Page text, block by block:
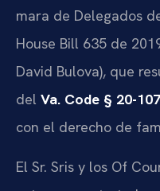
mara de Delegados
House Bill 635 de
David Bulova), que
del Va. Code § 20-
con el derecho de
El Sr. Sris y los Of